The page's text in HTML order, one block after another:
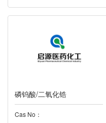
磷钨酸/二氧化锆
Cas No：